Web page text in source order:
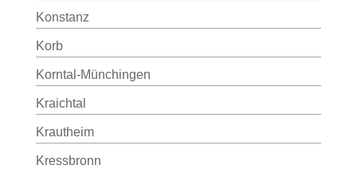
Konstanz
Korb
Korntal-Münchingen
Kraichtal
Krautheim
Kressbronn